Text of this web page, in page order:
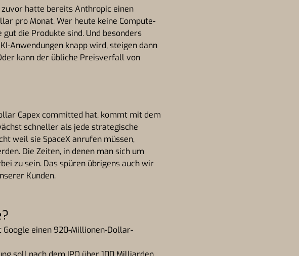
hatte bereits Anthropic einen
pro Monat. Wer heute keine Compute-
die Produkte sind. Und besonders
Anwendungen knapp wird, steigen dann
kann der übliche Preisverfall von
Capex committed hat, kommt mit dem
schneller als jede strategische
weil sie SpaceX anrufen müssen,
Die Zeiten, in denen man sich um
zu sein. Das spüren übrigens auch wir
Kunden.
Google einen 920-Millionen-Dollar-